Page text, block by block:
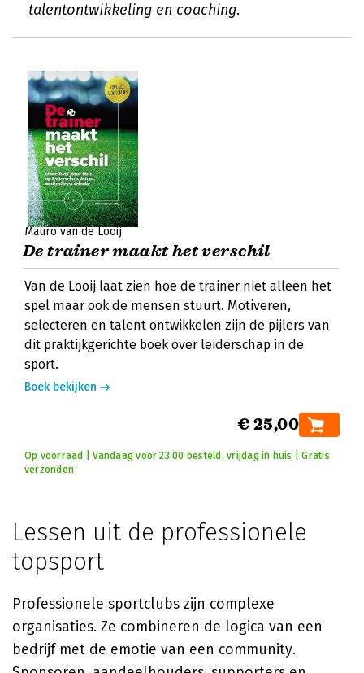
talentontwikkeling en coaching.
Mauro van de Looij
De trainer maakt het verschil
Van de Looij laat zien hoe de trainer niet alleen het
spel maar ook de mensen stuurt. Motiveren,
selecteren en talent ontwikkelen zijn de pijlers van
dit praktijkgerichte boek over leiderschap in de
sport.
Boek bekijken
€ 25,00
Op voorraad | Vandaag voor 23:00 besteld, vrijdag in huis | Gratis
verzonden
Lessen uit de professionele
topsport
Professionele sportclubs zijn complexe
organisaties. Ze combineren de logica van een
bedrijf met de emotie van een community.